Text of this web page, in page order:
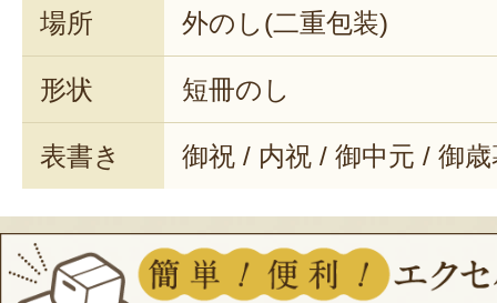
場所 外のし(二重包装)
形状 短冊のし
表書き 御祝 / 内祝 / 御中元 / 御歳